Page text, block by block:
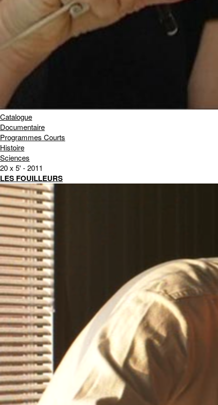
Catalogue
Documentaire
Programmes Courts
Histoire
Sciences
20 x 5' - 2011
LES FOUILLEURS